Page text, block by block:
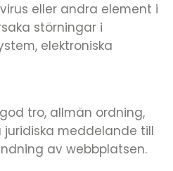
eller andra element i
störningar i
elektroniska
tro, allmän ordning,
meddelande till
av webbplatsen.